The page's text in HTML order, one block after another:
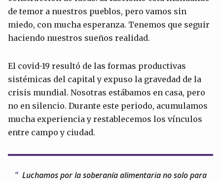
de temor a nuestros pueblos, pero vamos sin
miedo, con mucha esperanza. Tenemos que seguir
haciendo nuestros sueños realidad.
El covid-19 resultó de las formas productivas
sistémicas del capital y expuso la gravedad de la
crisis mundial. Nosotras estábamos en casa, pero
no en silencio. Durante este periodo, acumulamos
mucha experiencia y restablecemos los vínculos
entre campo y ciudad.
Luchamos por la soberanía alimentaria no solo para